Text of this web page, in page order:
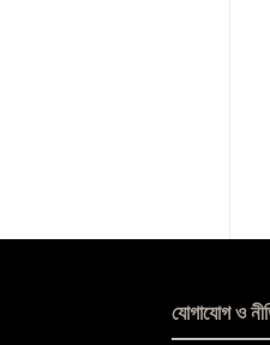
যোগাযোগ ও